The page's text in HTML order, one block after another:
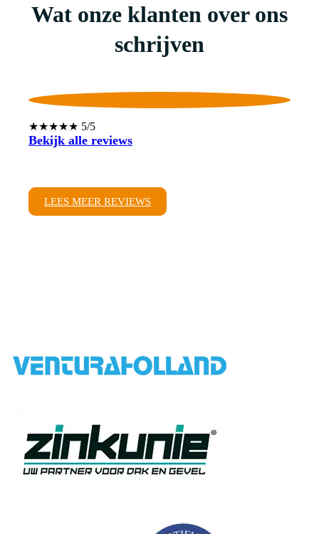
Wat onze klanten over ons
schrijven
★★★★★ 5/5
Bekijk alle reviews
LEES MEER REVIEWS